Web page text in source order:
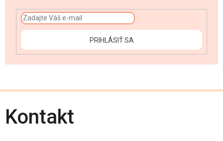
PRIHLÁSIŤ SA
Kontakt